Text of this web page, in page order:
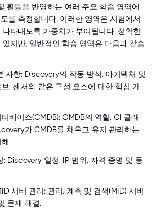
활동을 반영하는 여러 주요 학습 영역에
를 측정합니다. 이러한 영역은 시험에서
타내도록 가중치가 부여됩니다. 정확한
지만, 일반적인 학습 영역은 다음과 같습
사항: Discovery의 작동 방식, 아키텍처 및
, 센서와 같은 구성 요소에 대한 핵심 개
베이스(CMDB): CMDB의 역할, CI 클래
가 CMDB를 채우고 유지 관리하는
.
Discovery 일정, IP 범위, 자격 증명 및 동
서버 관리: 관리, 계측 및 검색(MID) 서버
문제 해결.